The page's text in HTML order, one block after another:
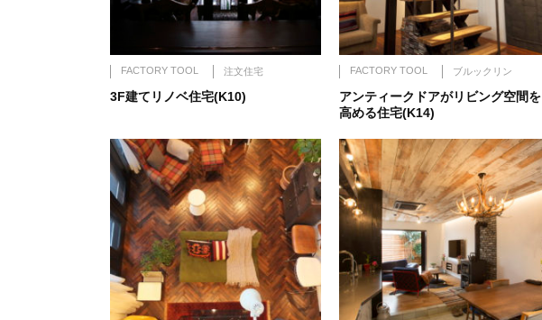
FACTORY TOOL 注文住宅
3F建てリノベ住宅(K10)
FACTORY TOOL ブルックリン
アンティークドアがリビング空間を
高める住宅(K14)